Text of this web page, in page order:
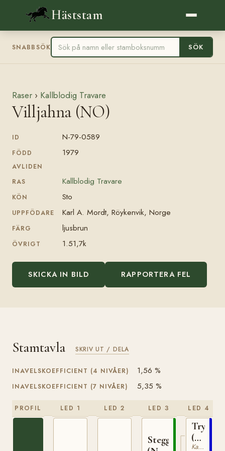
Häststam
SNABBSÖK SÖK
Raser › Kallblodig Travare
Villjahna (NO)
ID N-79-0589
FÖDD 1979
AVLIDEN
RAS
Kallblodig Travare
KÖN Sto
UPPFÖDARE Karl A. Mordt, Röykenvik, Norge
FÄRG ljusbrun
ÖVRIGT 1.51,7k
SKICKA IN BILD RAPPORTERA FEL
Stamtavla SKRIV UT / DELA
INAVELSKOEFFICIENT (4 NIVÅER) 1,56 %
INAVELSKOEFFICIENT (7 NIVÅER) 5,35 %
PROFIL LED 1 LED 2 LED 3
Stegg
LED 4
Trygve
(NO)
Kallblodig Travare